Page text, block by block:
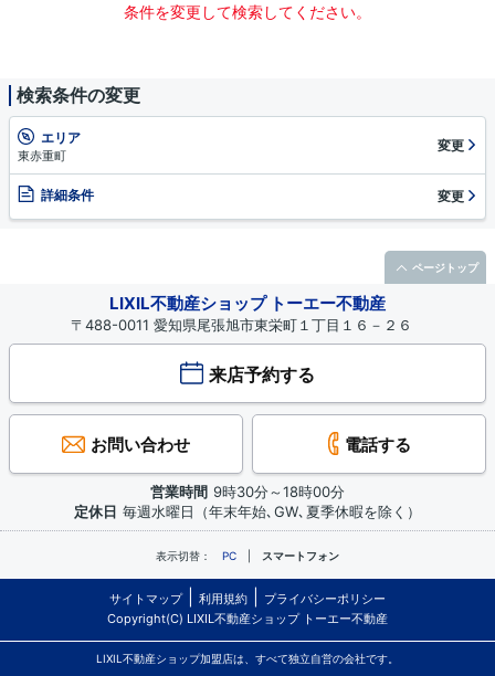
条件を変更して検索してください。
検索条件の変更
エリア
東赤重町
変更
詳細条件 変更
LIXIL不動産ショップ トーエー不動産
〒488-0011 愛知県尾張旭市東栄町１丁目１６－２６
来店予約する
お問い合わせ 電話する
営業時間 9時30分～18時00分
定休日 毎週水曜日（年末年始､GW､夏季休暇を除く）
表示切替： PC スマートフォン
サイトマップ 利用規約
プライバシーポリシー
Copyright(C) LIXIL不動産ショップ トーエー不動産
LIXIL不動産ショップ加盟店は、すべて独立自営の会社です。
ページトップ